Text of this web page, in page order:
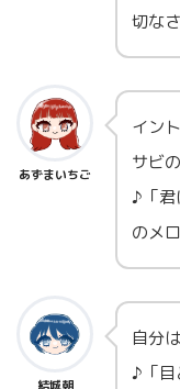
切な
あずまいちご
イン
サビの
♪「君
のメ
自分は
♪「